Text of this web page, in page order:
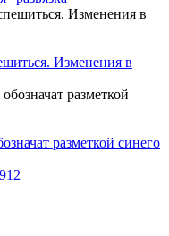
Изменения в
разметкой синего